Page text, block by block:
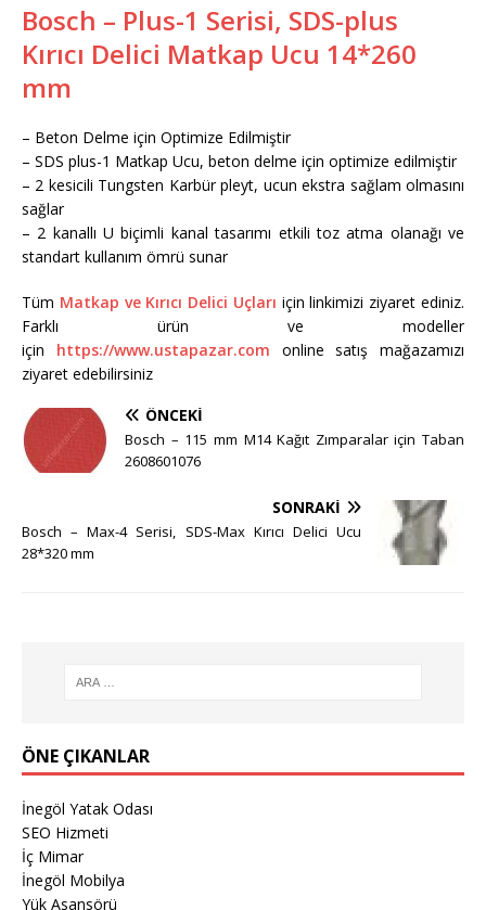
Bosch – Plus-1 Serisi, SDS-plus
Kırıcı Delici Matkap Ucu 14*260
mm
– Beton Delme için Optimize Edilmiştir
– SDS plus-1 Matkap Ucu, beton delme için optimize edilmiştir
– 2 kesicili Tungsten Karbür pleyt, ucun ekstra sağlam olmasını
sağlar
– 2 kanallı U biçimli kanal tasarımı etkili toz atma olanağı ve
standart kullanım ömrü sunar
Tüm Matkap ve Kırıcı Delici Uçları için linkimizi ziyaret ediniz.
Farklı ürün ve modeller
için https://www.ustapazar.com online satış mağazamızı
ziyaret edebilirsiniz
ÖNCEKI
Bosch – 115 mm M14 Kağıt Zımparalar için Taban
2608601076
SONRAKI
Bosch – Max-4 Serisi, SDS-Max Kırıcı Delici Ucu
28*320 mm
ÖNE ÇIKANLAR
İnegöl Yatak Odası
SEO Hizmeti
İç Mimar
İnegöl Mobilya
Yük Asansörü